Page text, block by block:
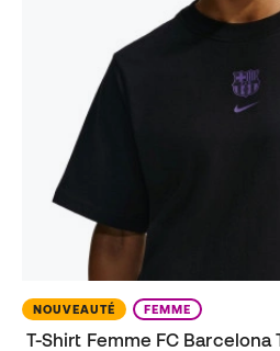
NOUVEAUTÉ FEMME
T-Shirt Femme FC Barcelona